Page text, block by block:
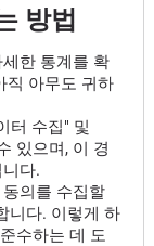
방법
한 통계를 확
직 아무도 귀하
터 수집" 및
있으며, 이 경
다.
의를 수집할
니다. 이렇게 하
수하는 데 도